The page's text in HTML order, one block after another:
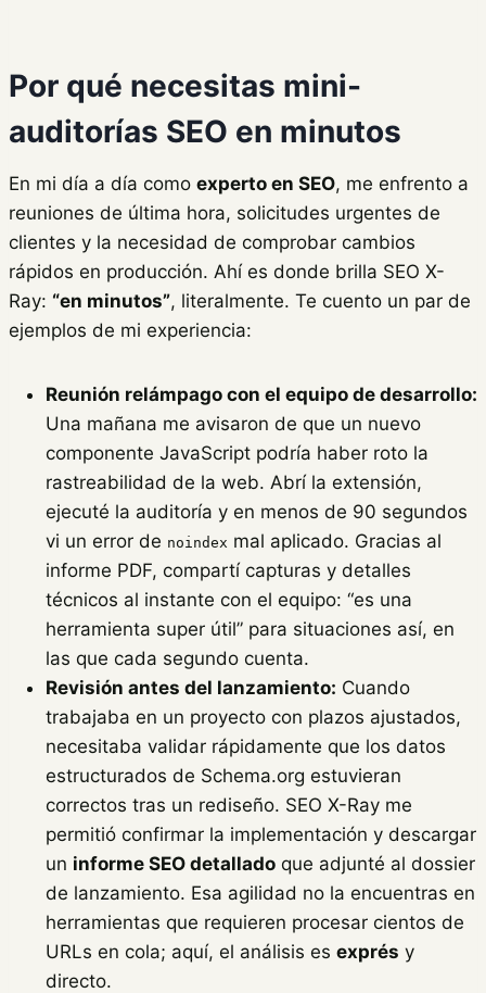
Por qué necesitas mini-
auditorías SEO en minutos
En mi día a día como experto en SEO, me enfrento a
reuniones de última hora, solicitudes urgentes de
clientes y la necesidad de comprobar cambios
rápidos en producción. Ahí es donde brilla SEO X-
Ray: “en minutos”, literalmente. Te cuento un par de
ejemplos de mi experiencia:
Reunión relámpago con el equipo de desarrollo:
Una mañana me avisaron de que un nuevo
componente JavaScript podría haber roto la
rastreabilidad de la web. Abrí la extensión,
ejecuté la auditoría y en menos de 90 segundos
vi un error de noindex mal aplicado. Gracias al
informe PDF, compartí capturas y detalles
técnicos al instante con el equipo: “es una
herramienta super útil” para situaciones así, en
las que cada segundo cuenta.
Revisión antes del lanzamiento: Cuando
trabajaba en un proyecto con plazos ajustados,
necesitaba validar rápidamente que los datos
estructurados de Schema.org estuvieran
correctos tras un rediseño. SEO X-Ray me
permitió confirmar la implementación y descargar
un informe SEO detallado que adjunté al dossier
de lanzamiento. Esa agilidad no la encuentras en
herramientas que requieren procesar cientos de
URLs en cola; aquí, el análisis es exprés y
directo.